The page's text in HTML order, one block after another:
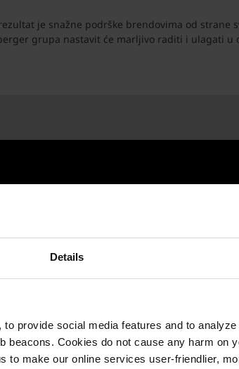
Details
provide social media features and to
beacons. Cookies do not cause any harm on
to make our online services user-friendlier,
je snažne podrške brendovima od
grupa nastavit će marljivo raditi i ulagati u